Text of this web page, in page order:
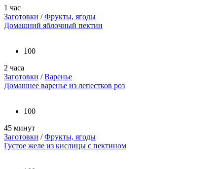
1 час
Заготовки /Фрукты, ягоды
Домашний яблочный пектин
100
2 часа
Заготовки /Варенье
Домашнее варенье из лепестков роз
100
45 минут
Заготовки /Фрукты, ягоды
Густое желе из кислицы с пектином